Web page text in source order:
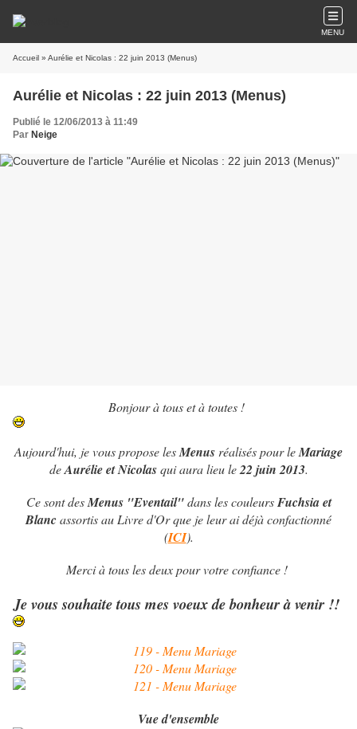
MENU
Accueil » Aurélie et Nicolas : 22 juin 2013 (Menus)
Aurélie et Nicolas : 22 juin 2013 (Menus)
Publié le 12/06/2013 à 11:49
Par Neige
Bonjour à tous et à toutes !
Aujourd'hui, je vous propose lesMenus réalisés pour leMariage
deAurélie et Nicolasqui aura lieu le22 juin 2013.
Ce sont desMenus "Eventail"dans les couleursFuchsia et
Blancassortis au Livre d'Or que je leur ai déjà confactionné
(ICI).
Merci à tous les deux pour votre confiance !
Je vous souhaite tous mes voeux de bonheur à venir !!
Vue d'ensemble